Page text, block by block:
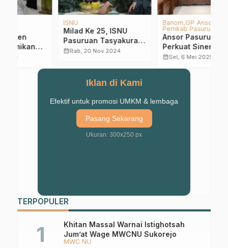
GP Ansor NU
Pemkab Pasuruan
Ansor Pasuruan
Perkuat Sinergi
dengan Pemkab Untuk
Serba-serbi
Islam “Sawah” Bukan
Ahlus Sunnah Wal
Rab, 23 Agu 2017
Iklan di Kami
Efektif untuk promosi UMKM & lembaga
Pasang Sekarang
Ukuran: 300x250 px
TERPOPULER
MWC NU
Khitan Massal Warnai Istighotsah
Jum’at Wage MWCNU Sukorejo